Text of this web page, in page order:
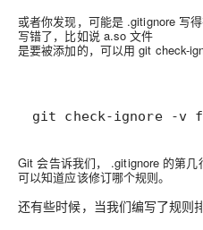
或者你发现，可能是 .gitignore 写
写错了，比如说 a.so 文件
是要被添加的，可以用 git check-
git check-ignore -
Git 会告诉我们， .gitignore 的第
可以知道应该修订哪个规则。
还有些时候，当我们编写了规则